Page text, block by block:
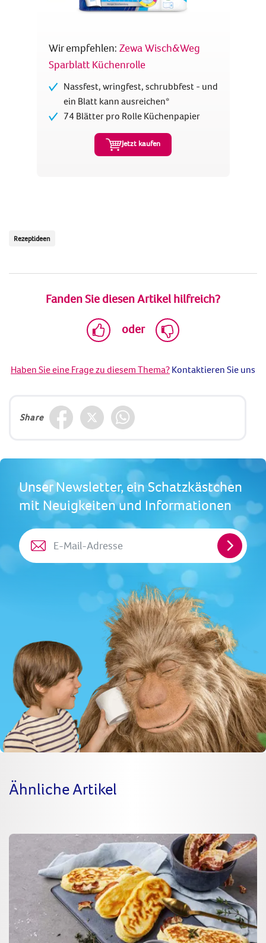
Wir empfehlen: Zewa Wisch&Weg
Sparblatt Küchenrolle
Nassfest, wringfest, schrubbfest - und
ein Blatt kann ausreichen*
74 Blätter pro Rolle Küchenpapier
Jetzt kaufen
Rezeptideen
Fanden Sie diesen Artikel hilfreich?
oder
Haben Sie eine Frage zu diesem Thema? Kontaktieren Sie uns
Share
Unser Newsletter, ein Schatzkästchen
mit Neuigkeiten und Informationen
E-
Mail-
Adresse
Ähnliche Artikel